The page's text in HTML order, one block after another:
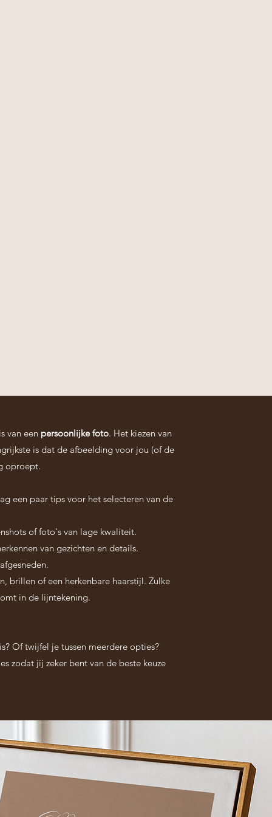
van een persoonlijke foto. Het kiezen van
is dat de afbeelding voor jou (of de
oproept.
een paar tips voor het selecteren van de
of foto's van lage kwaliteit.
van gezichten en details.
brillen of een herkenbare haarstijl. Zulke
in de lijntekening.
Of twijfel je tussen meerdere opties?
zodat jij zeker bent van de beste keuze